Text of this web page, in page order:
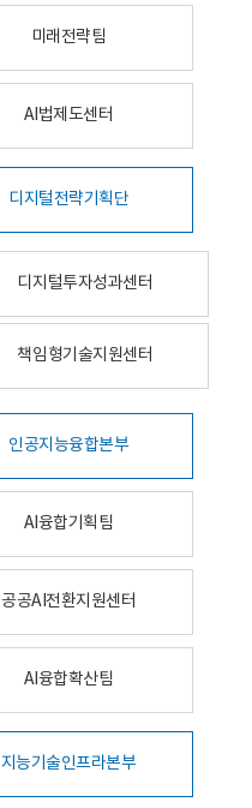
미래전략팀
AI법제도센터
디지털전략기획단
디지털투자성과센터
책임형기술지원센터
인공지능융합본부
AI융합기획팀
공공AI전환지원센터
AI융합확산팀
지능기술인프라본부